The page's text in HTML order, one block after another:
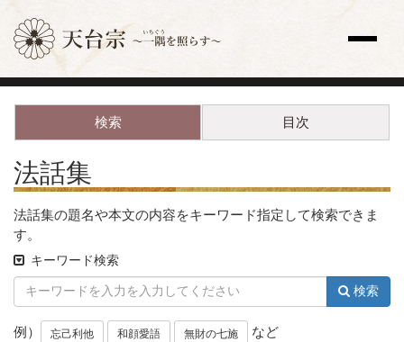
サイト内検索
トップページ
教え
宗祖・高祖・祖師・開祖
修行
法要
天台声明（てんだいしょうみょう）
全国の寺院
検索 目次
法話集
法話集の題名や本文の内容をキーワード指定して検索できま
す。
キーワード検索
検索
例） 忘己利他 和顔愛語 無財の七施 など